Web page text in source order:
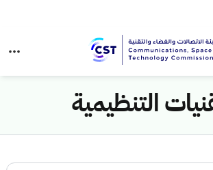
التنظيمية